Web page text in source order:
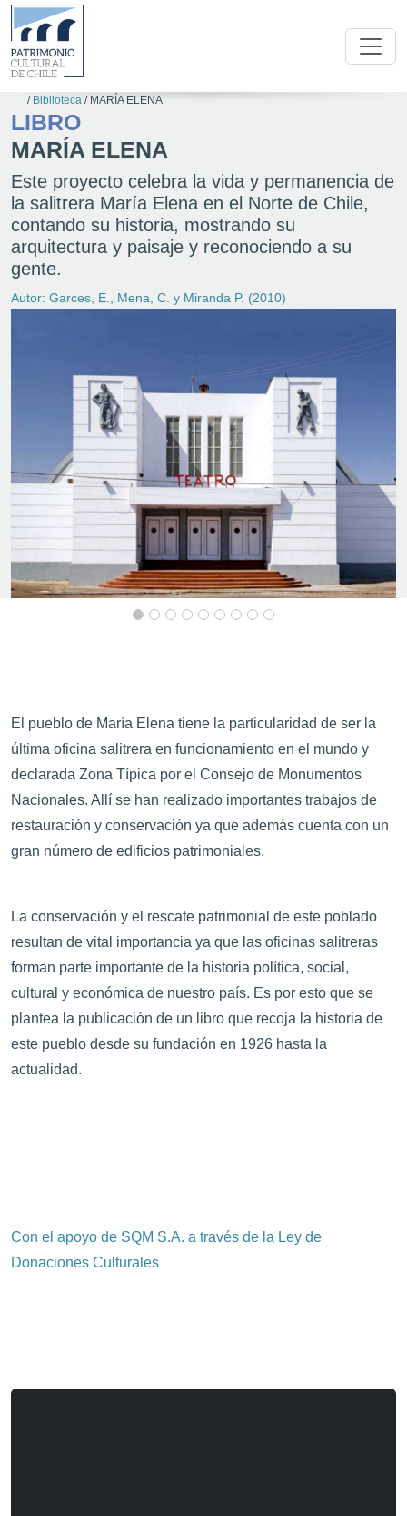
/ Biblioteca / MARÍA ELENA
LIBRO
MARÍA ELENA
Este proyecto celebra la vida y permanencia de
la salitrera María Elena en el Norte de Chile,
contando su historia, mostrando su
arquitectura y paisaje y reconociendo a su
gente.
Autor: Garces, E., Mena, C. y Miranda P. (2010)
El pueblo de María Elena tiene la particularidad de ser la
última oficina salitrera en funcionamiento en el mundo y
declarada Zona Típica por el Consejo de Monumentos
Nacionales. Allí se han realizado importantes trabajos de
restauración y conservación ya que además cuenta con un
gran número de edificios patrimoniales.
La conservación y el rescate patrimonial de este poblado
resultan de vital importancia ya que las oficinas salitreras
forman parte importante de la historia política, social,
cultural y económica de nuestro país. Es por esto que se
plantea la publicación de un libro que recoja la historia de
este pueblo desde su fundación en 1926 hasta la
actualidad.
Con el apoyo de SQM S.A. a través de la Ley de
Donaciones Culturales